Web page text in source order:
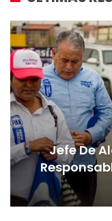
Jefe De